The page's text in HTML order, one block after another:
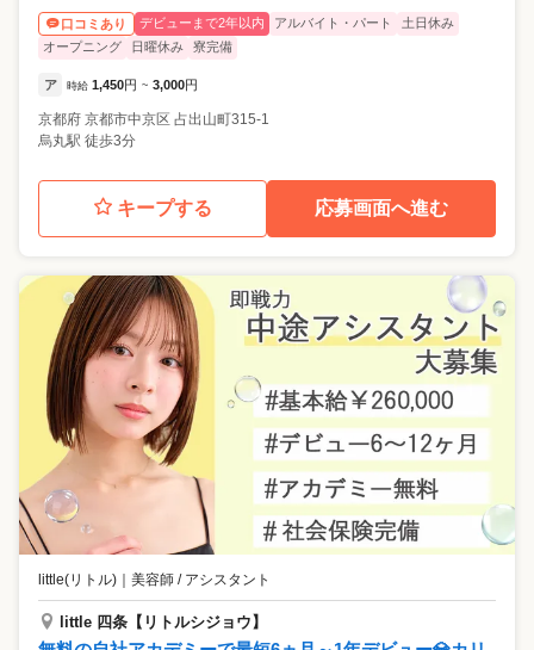
口コミあり デビューまで2年以内 アルバイト・パート
土日休み
オープニング
日曜休み 寮完備
ア 時給 1,450円 ~ 3,000円
京都府 京都市中京区 占出山町315-1
烏丸駅 徒歩3分
キープする 応募画面へ進む
little(リトル) 美容師 / アシスタント
little 四条【リトルシジョウ】